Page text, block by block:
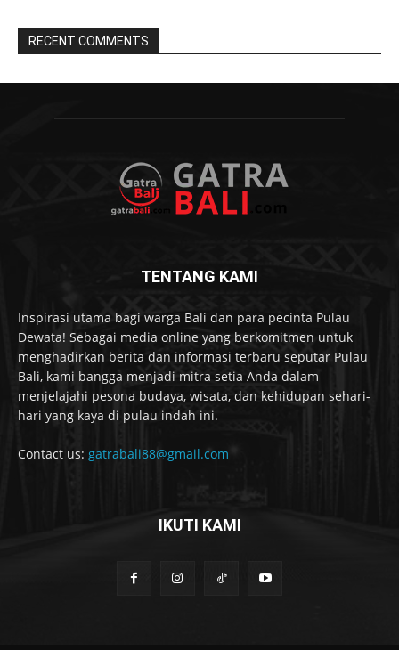
RECENT COMMENTS
TENTANG KAMI
Inspirasi utama bagi warga Bali dan para pecinta Pulau
Dewata! Sebagai media online yang berkomitmen untuk
menghadirkan berita dan informasi terbaru seputar Pulau
Bali, kami bangga menjadi mitra setia Anda dalam
menjelajahi pesona budaya, wisata, dan kehidupan sehari-
hari yang kaya di pulau indah ini.
Contact us: gatrabali88@gmail.com
IKUTI KAMI